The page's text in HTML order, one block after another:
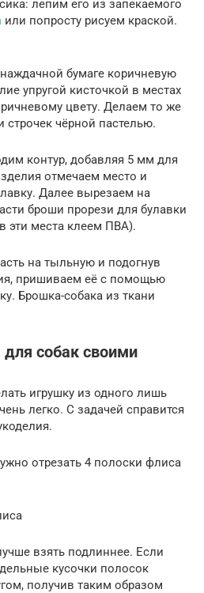
лепим его из запекаемого
или попросту рисуем краской.
бумаге коричневую
упругой кисточкой в местах
цвету. Делаем то же
строчек чёрной пастелью.
контур, добавляя 5 мм для
отмечаем место и
Далее вырезаем на
броши прорези для булавки
эти места клеем ПВА).
на тыльную и подогнув
пришиваем её с помощью
Брошка-собака из ткани
собак своими
игрушку из одного лишь
легко. С задачей справится
отрезать 4 полоски флиса
взять подлиннее. Если
кусочки полосок
получив таким образом